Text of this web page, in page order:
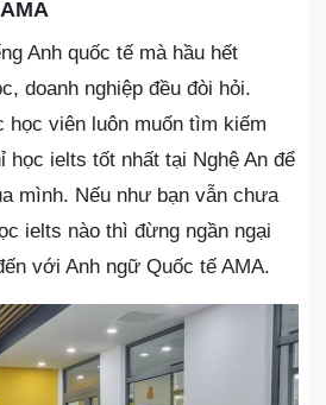
Anh quốc tế mà hầu hết
doanh nghiệp đều đòi hỏi.
viên luôn muốn tìm kiếm
học ielts tốt nhất tại Nghệ An để
mình. Nếu như bạn vẫn chưa
ielts nào thì đừng ngần ngại
với Anh ngữ Quốc tế AMA.